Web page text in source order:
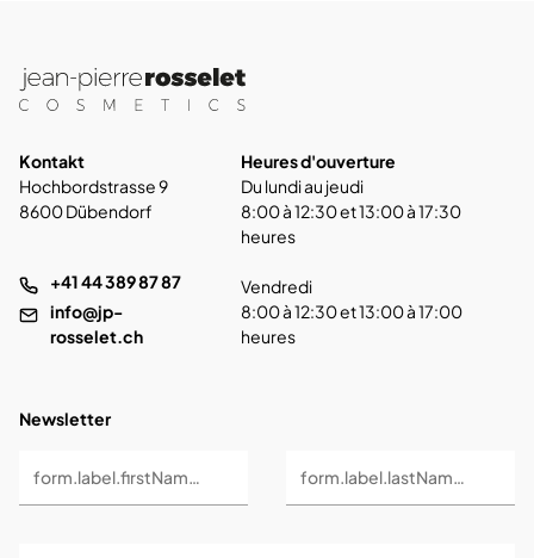
Kontakt
Hochbordstrasse 9
8600 Dübendorf
+41 44 389 87 87
info@jp-
rosselet.ch
Heures d'ouverture
Du lundi au jeudi
8:00 à 12:30 et 13:00 à 17:30
heures
Vendredi
8:00 à 12:30 et 13:00 à 17:00
heures
Newsletter
form.label.firstName * form.label.lastName *